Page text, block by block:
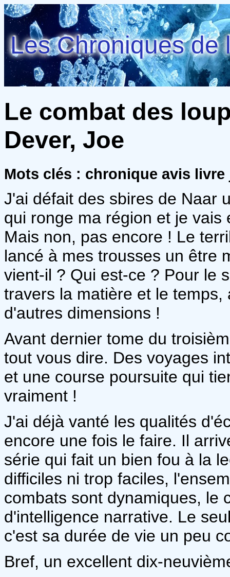
Les Chroniques de
Le combat des
Dever, Joe
Mots clés : chronique avis
J'ai défait des sbires de Naar
qui ronge ma région et je
Mais non, pas encore ! Le
lancé à mes trousses un être
vient-il ? Qui est-ce ? Pour le
travers la matière et le
d'autres dimensions !
Avant dernier tome du
tout vous dire. Des voyages
et une course poursuite qui
vraiment !
J'ai déjà vanté les qualités
encore une fois le faire. Il
série qui fait un bien fou à la
difficiles ni trop faciles,
combats sont dynamiques, le
d'intelligence narrative. Le
c'est sa durée de vie un peu
Bref, un excellent dix-